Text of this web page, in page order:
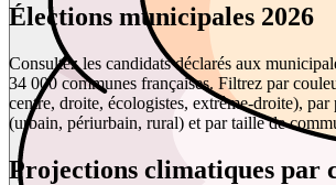
Élections municipales 2026
Consultez les candidats déclarés aux
34 000 communes françaises. Filtrez par
centre, droite, écologistes, extrême-droite),
(urbain, périurbain, rural) et par taille de
Projections climatiques par